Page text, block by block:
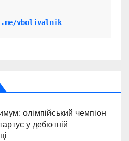
vbolivalnik
олімпійський чемпіон
у дебютній